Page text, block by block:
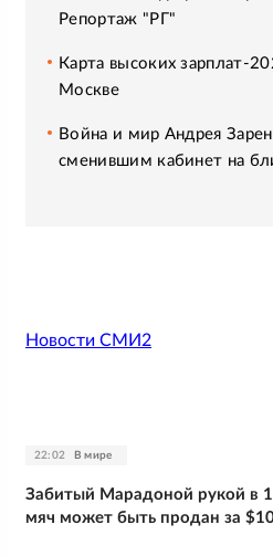
Репортаж "РГ"
Карта высоких зарплат-
Москве
Война и мир Андрея
сменившим кабинет на
Новости СМИ2
22:02 В мире
Забитый Марадоной рукой в
мяч может быть продан за